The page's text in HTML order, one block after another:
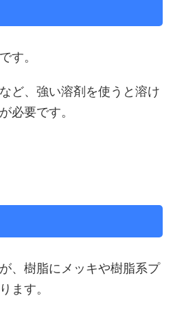
す。
ど、強い溶剤を使うと溶け
必要です。
、樹脂にメッキや樹脂系プ
ます。